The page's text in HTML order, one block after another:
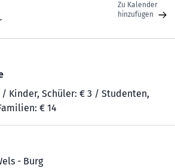
Zu Kalender
hinzufügen
/ Kinder, Schüler: € 3 / Studenten,
€ 14
- Burg